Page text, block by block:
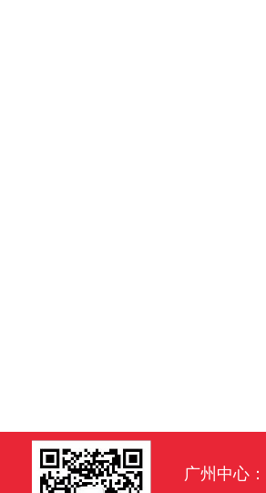
广州中心：